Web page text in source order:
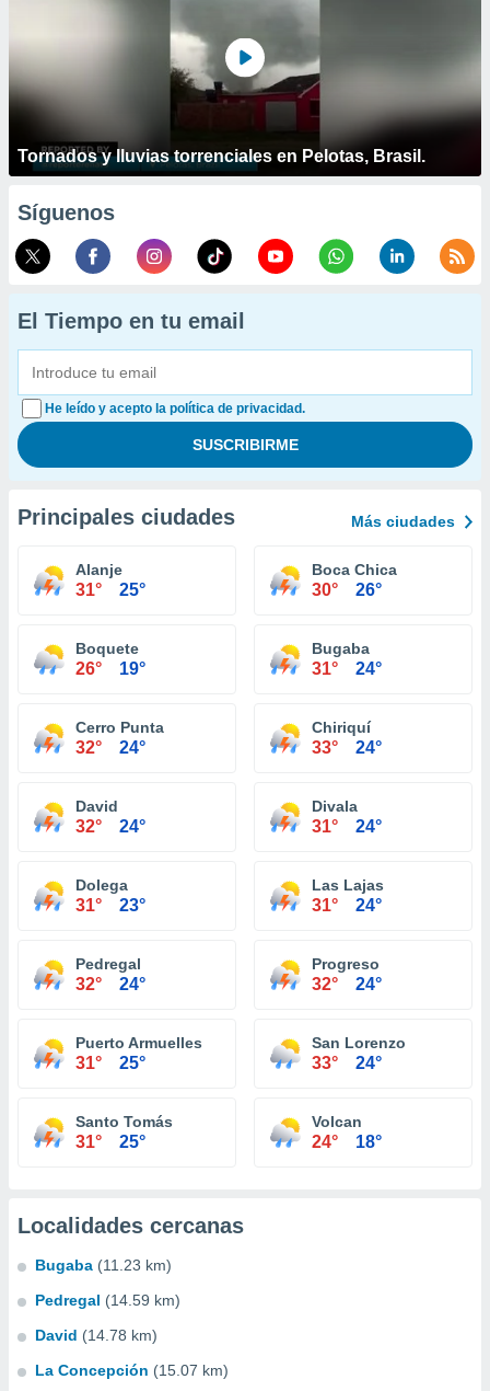
Tornados y lluvias torrenciales en Pelotas, Brasil.
Síguenos
El Tiempo en tu email
He leído y acepto la política de privacidad.
Principales ciudades Más ciudades
Alanje
31° 25°
Boca Chica
30° 26°
Boquete
26° 19°
Bugaba
31° 24°
Cerro Punta
32° 24°
Chiriquí
33° 24°
David
32° 24°
Divala
31° 24°
Dolega
31° 23°
Las Lajas
31° 24°
Pedregal
32° 24°
Progreso
32° 24°
Puerto Armuelles
31° 25°
San Lorenzo
33° 24°
Santo Tomás
31° 25°
Volcan
24° 18°
Localidades cercanas
Bugaba (11.23 km)
Pedregal (14.59 km)
David (14.78 km)
La Concepción (15.07 km)